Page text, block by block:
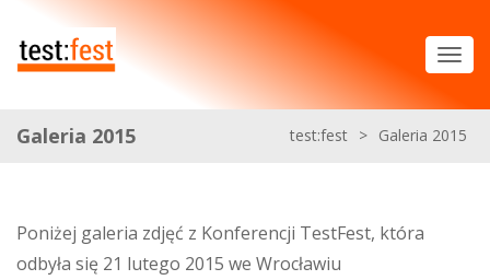
Galeria 2015 test:fest > Galeria 2015
Poniżej galeria zdjęć z Konferencji TestFest, która
odbyła się 21 lutego 2015 we Wrocławiu